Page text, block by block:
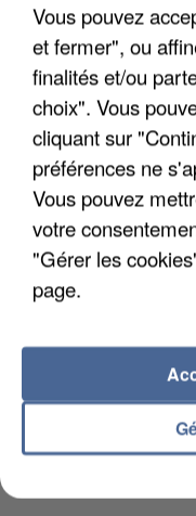
UNE TOURISTE DE
COULÉE DE BOUE
LES DONNÉES DE
Vous pouvez
et fermer", ou
finalités et/ou
choix". Vous
cliquant sur
préférences ne
Vous pouvez
votre
"Gérer les
page.